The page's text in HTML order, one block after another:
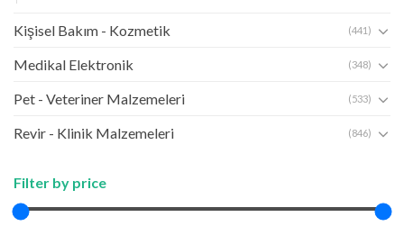
Kişisel Bakım - Kozmetik (441)
Medikal Elektronik (348)
Pet - Veteriner Malzemeleri (533)
Revir - Klinik Malzemeleri (846)
Filter by price